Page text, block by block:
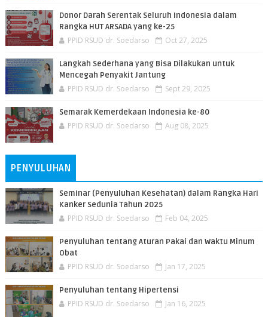
Donor Darah Serentak Seluruh Indonesia dalam
Rangka HUT ARSADA yang ke-25
PPID RSUD dr. Soedarso Oct 27, 2025
Langkah Sederhana yang Bisa Dilakukan untuk
Mencegah Penyakit Jantung
PPID RSUD dr. Soedarso Sept 29, 2025
Semarak Kemerdekaan Indonesia ke-80
PPID RSUD dr. Soedarso Aug 08, 2025
PENYULUHAN
Seminar (Penyuluhan Kesehatan) dalam Rangka Hari
Kanker Sedunia Tahun 2025
PPID RSUD dr. Soedarso Feb 04, 2025
Penyuluhan tentang Aturan Pakai dan Waktu Minum
Obat
PPID RSUD dr. Soedarso Jan 17, 2025
Penyuluhan tentang Hipertensi
PPID RSUD dr. Soedarso Jan 16, 2025